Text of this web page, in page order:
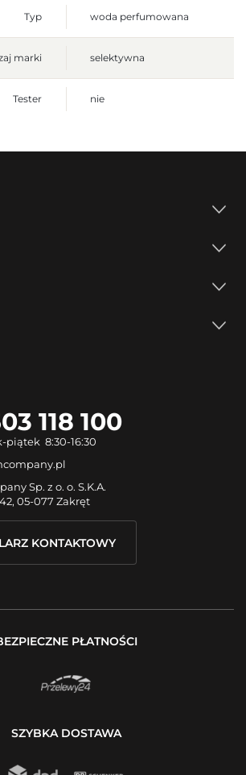
Typ woda perfumowana
marki selektywna
Tester nie
118 100
piątek 8:30-16:30
Sp. z o. o. S.K.A.
05-077 Zakręt
KONTAKTOWY
PŁATNOŚCI
SZYBKA DOSTAWA